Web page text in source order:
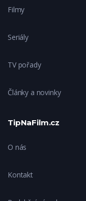
Filmy
Seriály
TV pořady
Články a novinky
TipNaFilm.cz
O nás
Kontakt